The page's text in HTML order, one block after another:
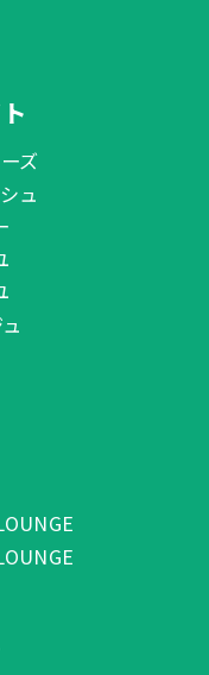
ズ
ュ